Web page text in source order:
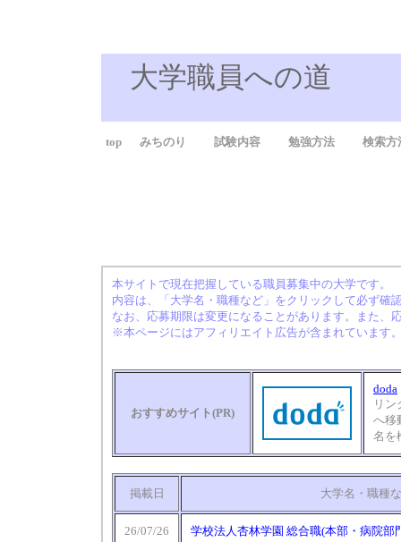
大学職員への道
top みちのり 試験内容 勉強方法 検索方
本サイトで現在把握している職員募集中の大学です。
内容は、「大学名・職種など」をクリックして必ず確
なお、応募期限は変更になることがあります。また、
※本ページにはアフィリエイト広告が含まれています
おすすめサイト(PR)
doda
リ
へ移
名を
掲載日 大学名・職種
26/07/26 学校法人杏林学園 総合職(本部・病院部